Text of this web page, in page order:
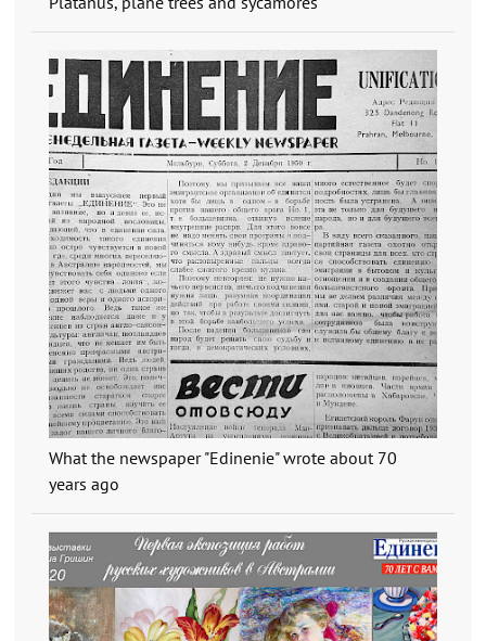
What the newspaper "Edinenie" wrote about 70
years ago